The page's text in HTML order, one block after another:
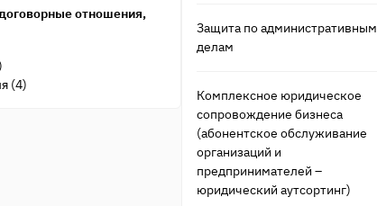
отношения,
(4)
Защита по административным
делам
Комплексное юридическое
сопровождение бизнеса
(абонентское обслуживание
организаций и
предпринимателей –
юридический аутсортинг)